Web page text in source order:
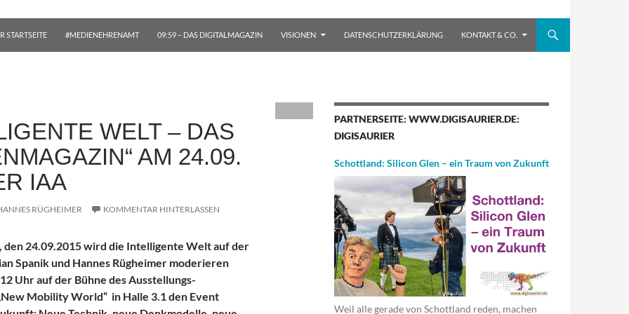
STARTSEITE #MEDIENEHRENAMT 09:59 – DAS DIGITALMAGAZIN VISIONEN DATENSCHUTZERKLÄRUNG KONTAKT & CO.
WELT – DAS
AM 24.09.
IAA
RÜGHEIMER KOMMENTAR HINTERLASSEN
den 24.09.2015 wird die Intelligente Welt auf der
Spanik und Hannes Rügheimer moderieren
Uhr auf der Bühne des Ausstellungs-
Mobility World“ in Halle 3.1 den Event
PARTNERSEITE: WWW.DIGISAURIER.DE:
DIGISAURIER
Schottland: Silicon Glen – ein Traum von Zukunft
Weil alle gerade von Schottland reden, machen